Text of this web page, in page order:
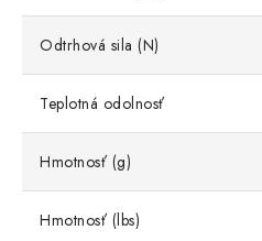
Odtrhová sila (N)
Teplotná odolnosť
Hmotnosť (g)
Hmotnosť (lbs)